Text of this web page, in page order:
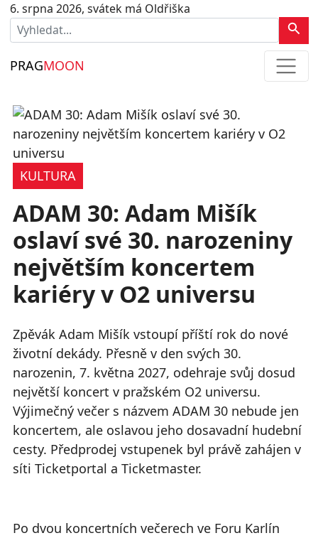
6. srpna 2026, svátek má Oldřiška
PRAGMOON
KULTURA
ADAM 30: Adam Mišík
oslaví své 30. narozeniny
největším koncertem
kariéry v O2 universu
Zpěvák Adam Mišík vstoupí příští rok do nové
životní dekády. Přesně v den svých 30.
narozenin, 7. května 2027, odehraje svůj dosud
největší koncert v pražském O2 universu.
Výjimečný večer s názvem ADAM 30 nebude jen
koncertem, ale oslavou jeho dosavadní hudební
cesty. Předprodej vstupenek byl právě zahájen v
síti Ticketportal a Ticketmaster.
Po dvou koncertních večerech ve Foru Karlín